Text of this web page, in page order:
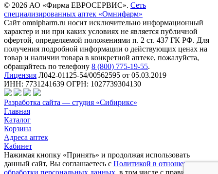
© 2026 АО «Фирма ЕВРОСЕРВИС». Сеть
специализированных аптек «Омнифарм»
Сайт omnipharm.ru носит исключительно информационный
характер и ни при каких условиях не является публичной
офертой, определяемой положениями п. 2 ст. 437 ГК РФ. Для
получения подробной информации о действующих ценах на
товар и наличии товара в конкретной аптеке, пожалуйста,
обращайтесь по телефону 8 (800) 775-19-55.
Лицензия Л042-01125-54/00562595 от 05.03.2019
ИНН: 7731241639 ОГРН: 1027739304130
Разработка сайта — студия «Сибирикс»
Главная
Каталог
Корзина
Адреса аптек
Кабинет
Нажимая кнопку «Принять» и продолжая использовать
данный сайт, Вы соглашаетесь с Политикой в отношении
обработки персональных данных , в том числе с правилами